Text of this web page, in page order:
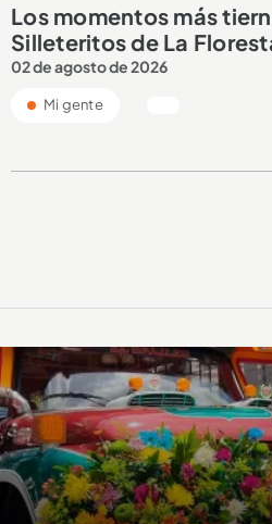
Los momentos más
Silleteritos de La
02 de agosto de 2026
Mi gente